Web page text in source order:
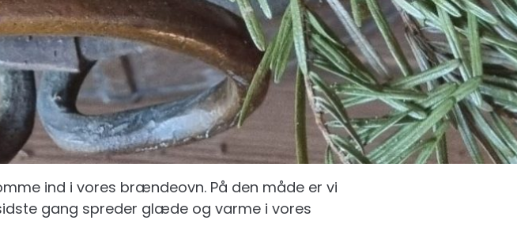
ind i vores brændeovn. På den måde er vi
gang spreder glæde og varme i vores